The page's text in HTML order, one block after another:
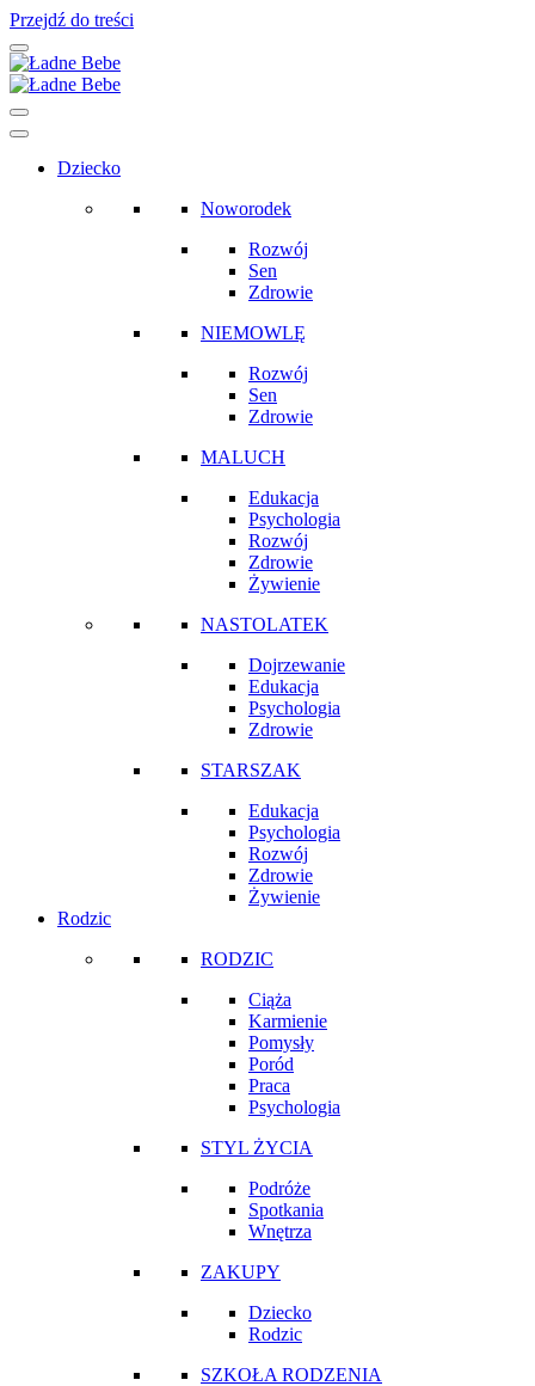
Przejdź do treści
Main
Navigation
Dziecko
Noworodek
Rozwój
Sen
Zdrowie
NIEMOWLĘ
Rozwój
Sen
Zdrowie
MALUCH
Edukacja
Psychologia
Rozwój
Zdrowie
Żywienie
NASTOLATEK
Dojrzewanie
Edukacja
Psychologia
Zdrowie
STARSZAK
Edukacja
Psychologia
Rozwój
Zdrowie
Żywienie
Rodzic
RODZIC
Ciąża
Karmienie
Pomysły
Poród
Praca
Psychologia
STYL ŻYCIA
Podróże
Spotkania
Wnętrza
ZAKUPY
Dziecko
Rodzic
SZKOŁA RODZENIA